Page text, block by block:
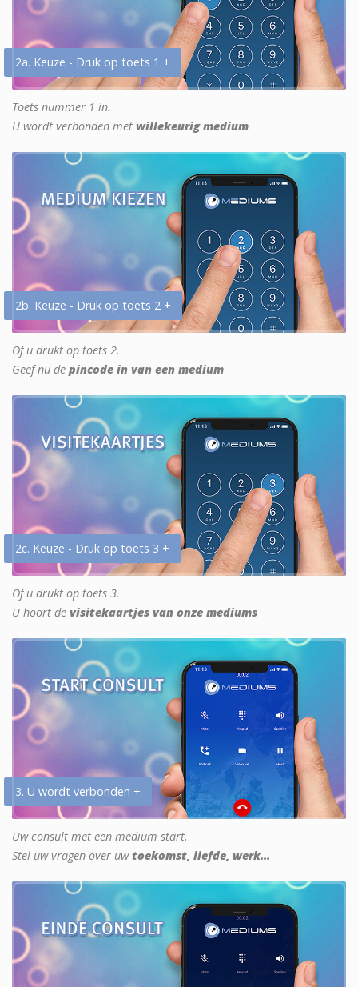
2a. Keuze - Druk op toets 1 +
Toets nummer 1 in.
U wordt verbonden met willekeurig medium
2b. Keuze - Druk op toets 2 +
Of u drukt op toets 2.
Geef nu de pincode in van een medium
2c. Keuze - Druk op toets 3 +
Of u drukt op toets 3.
U hoort de visitekaartjes van onze mediums
3. U wordt verbonden +
Uw consult met een medium start.
Stel uw vragen over uwtoekomst, liefde, werk...